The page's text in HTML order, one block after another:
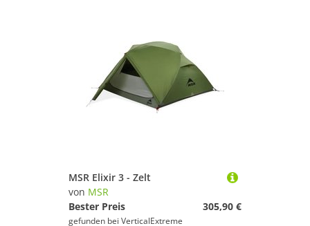
MSR Elixir 3 - Zelt
von MSR
Bester Preis
305,90 €
gefunden bei VerticalExtreme